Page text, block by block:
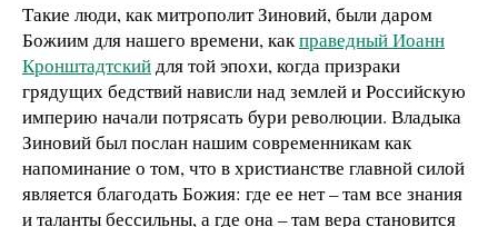
Такие люди, как митрополит Зиновий, были даром
Божиим для нашего времени, какправедный Иоанн
Кронштадтскийдля той эпохи, когда призраки
грядущих бедствий нависли над землей и Российскую
империю начали потрясать бури революции. Владыка
Зиновий был послан нашим современникам как
напоминание о том, что в христианстве главной силой
является благодать Божия: где ее нет – там все знания
и таланты бессильны, а где она – там вера становится